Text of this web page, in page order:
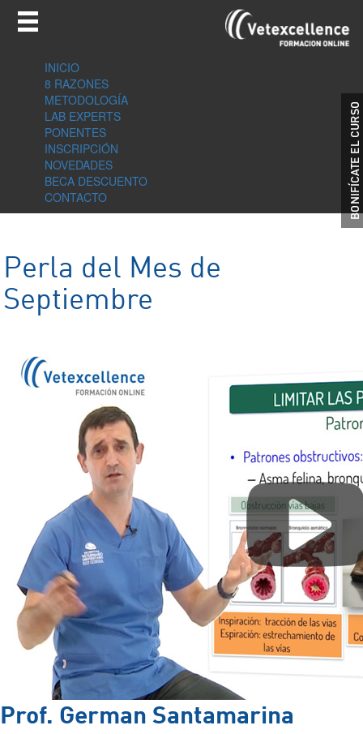
INICIO
8 RAZONES
METODOLOGÍA
LAB EXPERTS
PONENTES
INSCRIPCIÓN
NOVEDADES
BECA DESCUENTO
CONTACTO
Perla del Mes de
Septiembre
Prof. German Santamarina